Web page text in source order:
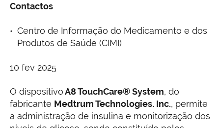
Contactos
Centro de Informação do Medicamento e dos
Produtos de Saúde (CIMI)
10 fev 2025
O dispositivoA8 TouchCare® System, do
fabricante Medtrum Technologies. Inc., permite
a administração de insulina e monitorização dos